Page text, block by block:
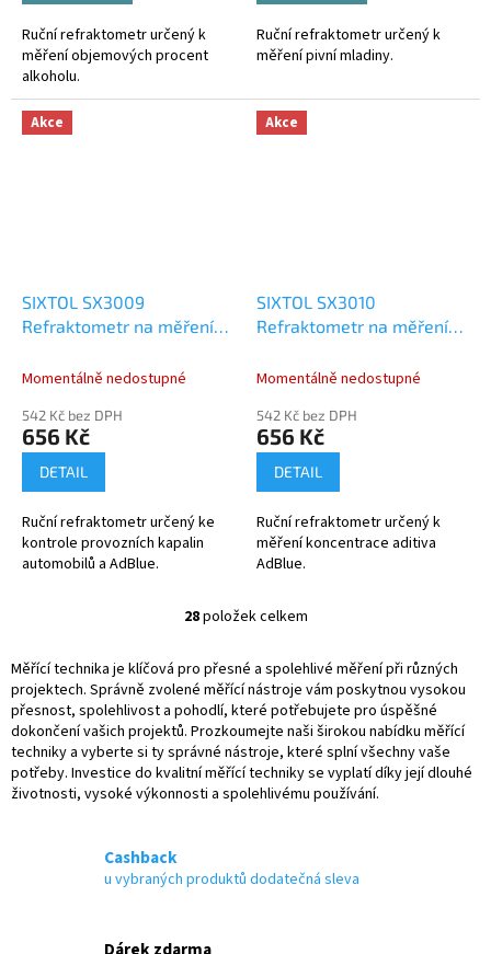
Ruční refraktometr určený k
měření objemových procent
alkoholu.
Ruční refraktometr určený k
měření pivní mladiny.
Akce
SIXTOL SX3009
Refraktometr na měření
automobilu + AdBlue,
Momentálně nedostupné
542 Kč bez DPH
656 Kč
DETAIL
Ruční refraktometr určený ke
kontrole provozních kapalin
automobilů a AdBlue.
Akce
SIXTOL SX3010
Refraktometr na měření
Momentálně nedostupné
542 Kč bez DPH
656 Kč
DETAIL
Ruční refraktometr určený k
měření koncentrace aditiva
AdBlue.
O
l
á
d
a
c
í
p
y
28položek celkem
Měřící technika je klíčová pro přesné a spolehlivé měření při různých
projektech. Správně zvolené měřící nástroje vám poskytnou vysokou
přesnost, spolehlivost a pohodlí, které potřebujete pro úspěšné
dokončení vašich projektů. Prozkoumejte naši širokou nabídku měřící
techniky a vyberte si ty správné nástroje, které splní všechny vaše
potřeby. Investice do kvalitní měřící techniky se vyplatí díky její dlouhé
životnosti, vysoké výkonnosti a spolehlivému používání.
Cashback
u vybraných produktů dodatečná sleva